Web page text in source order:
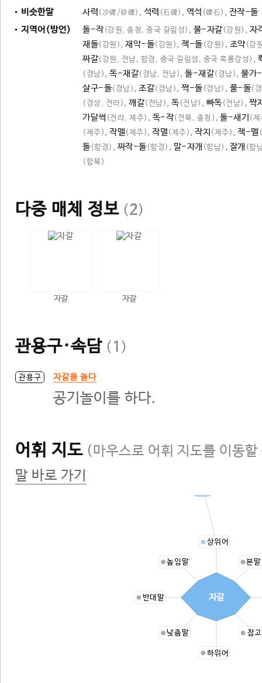
비슷한말 사력 (沙礫/砂礫) , 석력 (石礫) , 역석 (礫石) , 잔작-돌
지역어(방언)
돌-작(강원, 충청, 중국 길림성) , 물-자갈(강원) , 자
재돌(강원) , 재악-돌(강원) , 잭-돌(강원) , 조약(강
짜갈(강원, 전남, 함경, 중국 길림성, 중국 흑룡강성) ,
(경남) , 독-재갈(경남, 전남) , 돌-재갈(경남) , 물가
살구-돌(경남) , 조갈(경남) , 쩍-돌(경남) , 풀-돌(
(경상, 전라) , 깨갈(전남) , 독(전남) , 빠독(전남) , 짝
가달썩 (전라, 제주) , 독-작(전북, 충청) , 돌-새기 (
(제주) , 작멜 (제주) , 작멸 (제주) , 작지 (제주) , 잭-멜
돌(함경) ,짜작-돌(함경) , 말-자개 (함남) , 잘개 (함
(함북)
다중 매체 정보 (2)
자갈 자갈
관용구·속담 ( 1 )
관용구 자갈을 놀다
공기놀이를 하다.
어휘 지도 (마우스로 어휘 지도를 이동
말 바로 가기
상위어
본
참
하위어
낮춤말
반대말
높임말
자갈